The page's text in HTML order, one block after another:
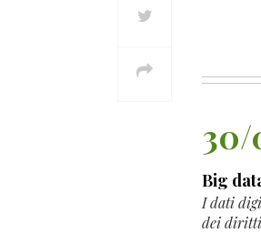
30/
Big
I dati
dei diritti